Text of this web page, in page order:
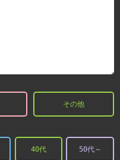
その他
40代 50代～